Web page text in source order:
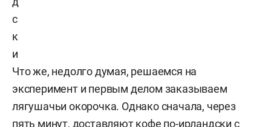
с
к
и
Что же, недолго думая, решаемся на
эксперимент и первым делом заказываем
лягушачьи окорочка. Однако сначала, через
пять минут, доставляют кофе по-ирландски с